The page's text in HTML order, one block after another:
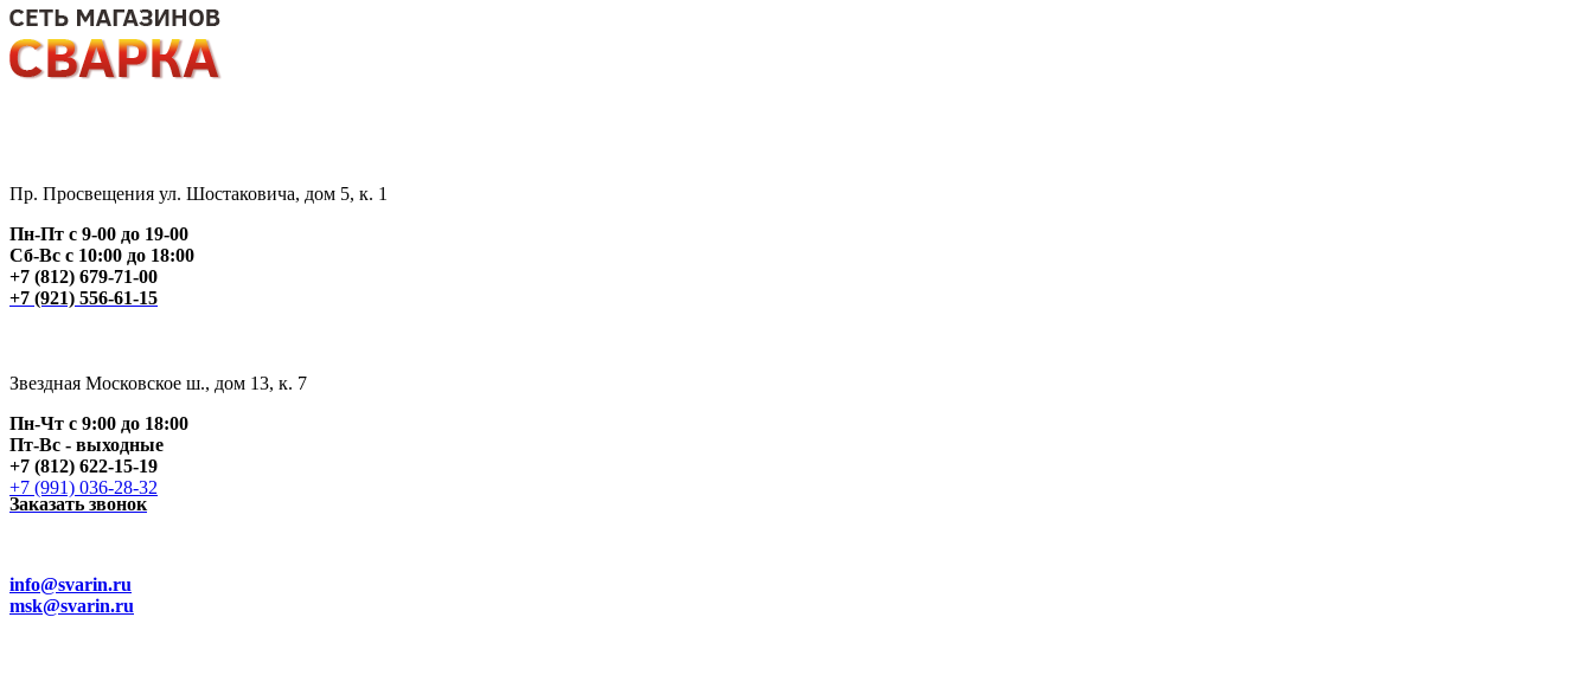
Пр. Просвещения ул. Шостаковича, дом 5, к. 1
Пн-Пт с 9-00 до 19-00
Сб-Вс с 10:00 до 18:00
+7 (812) 679-71-00
+7 (921) 556-61-15
Звездная Московское ш., дом 13, к. 7
Пн-Чт с 9:00 до 18:00
Пт-Вс - выходные
+7 (812) 622-15-19
+7 (991) 036-28-32
Заказать звонок
info@svarin.ru
msk@svarin.ru